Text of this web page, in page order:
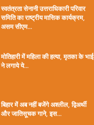
स्वतंत्रता सेनानी उत्तराधिकारी परिवार
समिति का राष्ट्रीय मासिक कार्यक्रम,
असम सीएम...
मोतिहारी में महिला की हत्या, मृतका के भाई
ने लगाये ये...
बिहार में अब नहीं बजेंगे अश्लील, द्विअर्थी
और जातिसूचक गाने, इस...